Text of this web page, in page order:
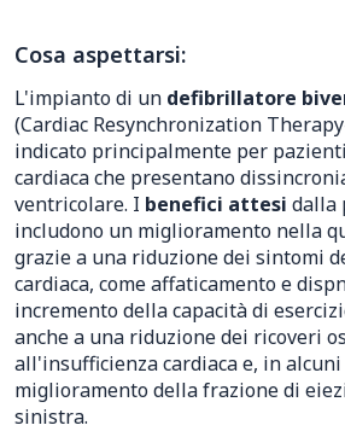
Cosa aspettarsi:
L'impianto di un defibrillatore
(Cardiac Resynchronization
indicato principalmente per
cardiaca che presentano
ventricolare. I benefici attesi dalla
includono un miglioramento nella
grazie a una riduzione dei sintomi
cardiaca, come affaticamento e
incremento della capacità di
anche a una riduzione dei ricoveri
all'insufficienza cardiaca e, in alcuni
miglioramento della frazione di
sinistra.